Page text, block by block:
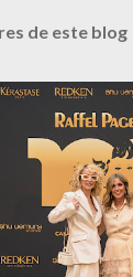
de este blog